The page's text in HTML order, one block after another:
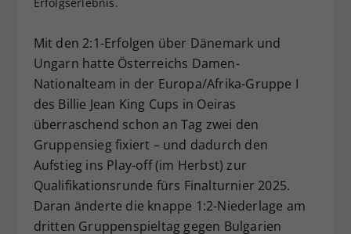
Mit den 2:1-Erfolgen über Dänemark und
Ungarn hatte Österreichs Damen-
Nationalteam in der Europa/Afrika-Gruppe I
des Billie Jean King Cups in Oeiras
überraschend schon an Tag zwei den
Gruppensieg fixiert – und dadurch den
Aufstieg ins Play-off (im Herbst) zur
Qualifikationsrunde fürs Finalturnier 2025.
Daran änderte die knappe 1:2-Niederlage am
dritten Gruppenspieltag gegen Bulgarien
Zweck
Einstellungen. Unter anderem eine
zufällig generierte ID, für die
historische Speicherung Ihrer
vorgenommen Einstellungen, falls der
Webseiten-Betreiber dies eingestellt
hat.